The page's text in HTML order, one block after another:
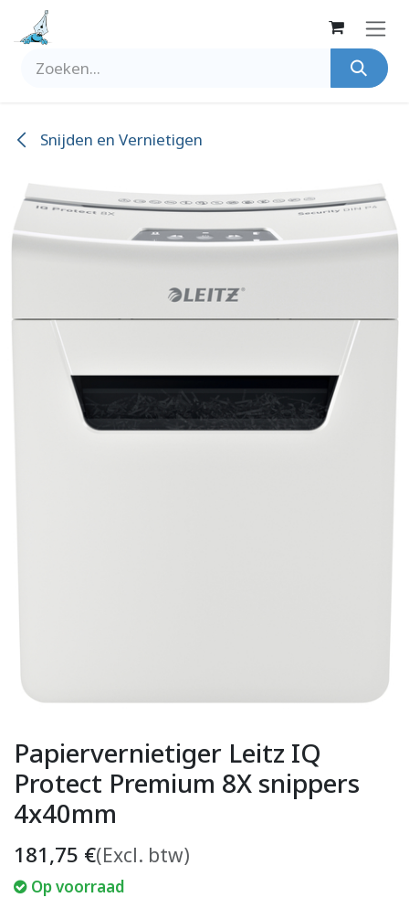
Overslaan naar inhoud
Snijden en Vernietigen
Papiervernietiger Leitz IQ
Protect Premium 8X snippers
4x40mm
181,75 €(Excl. btw)
Op voorraad